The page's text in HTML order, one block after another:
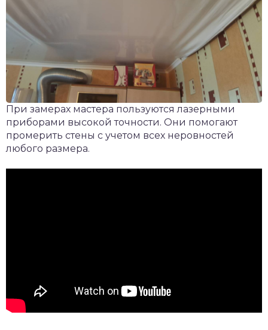
При замерах мастера пользуются лазерными
приборами высокой точности. Они помогают
промерить стены с учетом всех неровностей
любого размера.